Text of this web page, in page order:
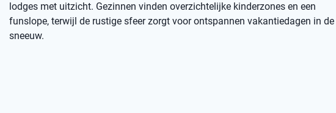
lodges met uitzicht. Gezinnen vinden overzichtelijke kinderzones en een
funslope, terwijl de rustige sfeer zorgt voor ontspannen vakantiedagen in de
sneeuw.